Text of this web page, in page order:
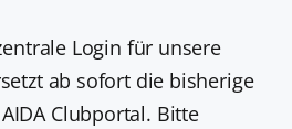
Login für unsere
ab sofort die bisherige
Clubportal. Bitte